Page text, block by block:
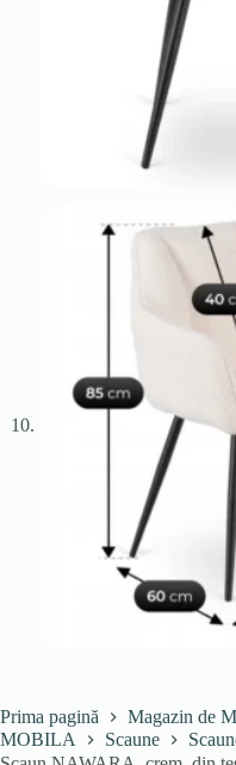
Prima pagină
Magazin de
MOBILA
Scaune